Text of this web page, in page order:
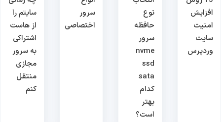
افزایش
امنیت
سایت
وردپرس
نوع
حافظه
سرور
nvme
ssd
sata
کدام
بهتر
است؟
سرور
اختصاصی
سایتم را
از هاست
اشتراکی
به سرور
مجازی
منتقل
کنم